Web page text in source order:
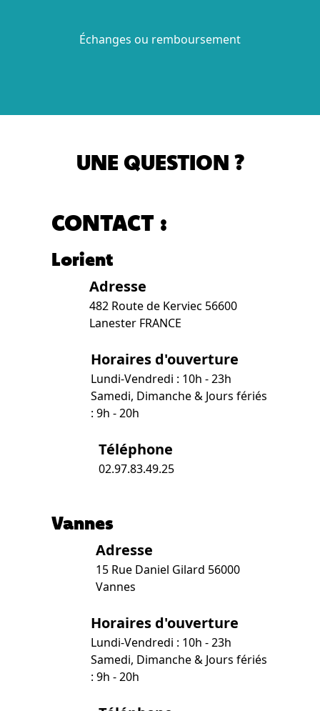
Échanges ou remboursement
UNE QUESTION ?
CONTACT :
Lorient
Adresse
482 Route de Kerviec 56600
Lanester FRANCE
Horaires d'ouverture
Lundi-Vendredi : 10h - 23h
Samedi, Dimanche & Jours fériés
: 9h - 20h
Téléphone
02.97.83.49.25
Vannes
Adresse
15 Rue Daniel Gilard 56000
Vannes
Horaires d'ouverture
Lundi-Vendredi : 10h - 23h
Samedi, Dimanche & Jours fériés
: 9h - 20h